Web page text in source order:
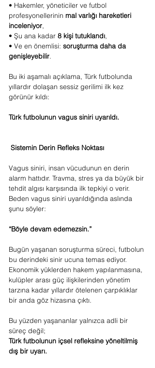
• Hakemler, yöneticiler ve futbol
profesyonellerinin mal varlığı hareketleri
inceleniyor,
• Şu ana kadar 8 kişi tutuklandı,
• Ve en önemlisi: soruşturma daha da
genişleyebilir.
Bu iki aşamalı açıklama, Türk futbolunda
yıllardır dolaşan sessiz gerilimi ilk kez
görünür kıldı:
Türk futbolunun vagus siniri uyarıldı.
Sistemin Derin Refleks Noktası
Vagus siniri, insan vücudunun en derin
alarm hattıdır. Travma, stres ya da büyük bir
tehdit algısı karşısında ilk tepkiyi o verir.
Beden vagus siniri uyarıldığında aslında
şunu söyler:
“Böyle devam edemezsin.”
Bugün yaşanan soruşturma süreci, futbolun
bu derindeki sinir ucuna temas ediyor.
Ekonomik yüklerden hakem yapılanmasına,
kulüpler arası güç ilişkilerinden yönetim
tarzına kadar yıllardır ötelenen çarpıklıklar
bir anda göz hizasına çıktı.
Bu yüzden yaşananlar yalnızca adli bir
süreç değil;
Türk futbolunun içsel refleksine yöneltilmiş
dış bir uyarı.